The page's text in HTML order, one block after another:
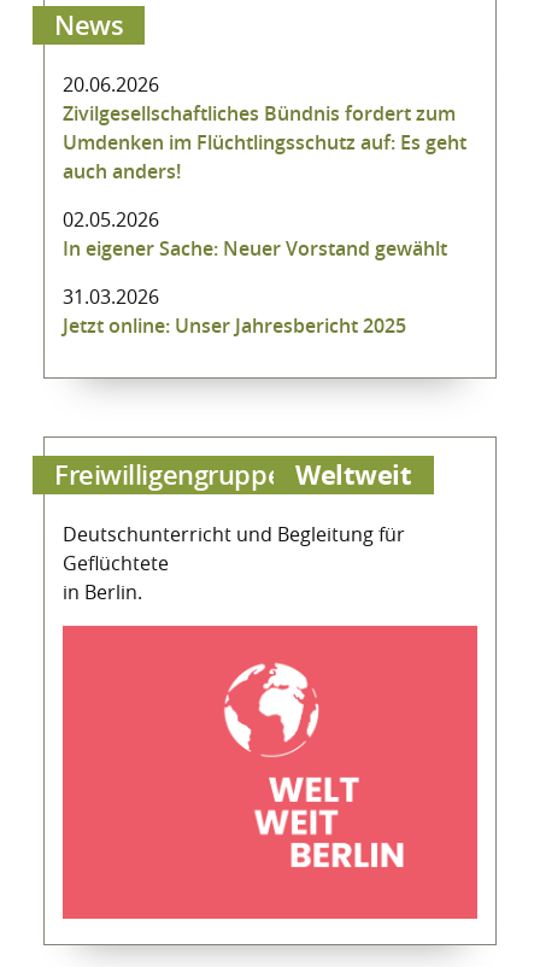
News
20.06.2026
Zivilgesellschaftliches Bündnis fordert zum
Umdenken im Flüchtlingsschutz auf: Es geht
auch anders!
02.05.2026
In eigener Sache: Neuer Vorstand gewählt
31.03.2026
Jetzt online: Unser Jahresbericht 2025
Freiwilligengruppe Weltweit
Deutschunterricht und Begleitung für
Geflüchtete
in Berlin.